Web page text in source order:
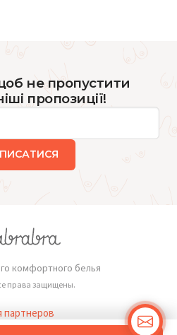
не пропустити
пропозиції!
комфортного белья
права защищены.
партнеров